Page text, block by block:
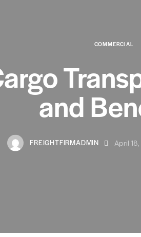
COMMERCIAL
and
FREIGHTFIRMADMIN April